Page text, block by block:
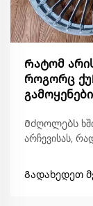
Რატომ
როგორც
Მძღოლებს
არჩევისას,
Გადახედეთ